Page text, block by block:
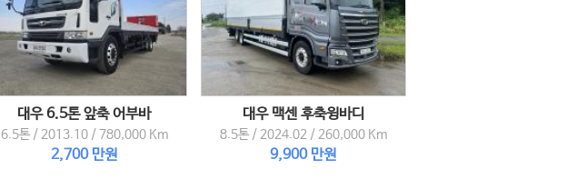
대우 6.5톤 앞축 어부바
6.5톤 / 2013.10 / 780,000 Km
2,700 만원
대우 맥센 후축윙바디
8.5톤 / 2024.02 / 260,000 Km
9,900 만원